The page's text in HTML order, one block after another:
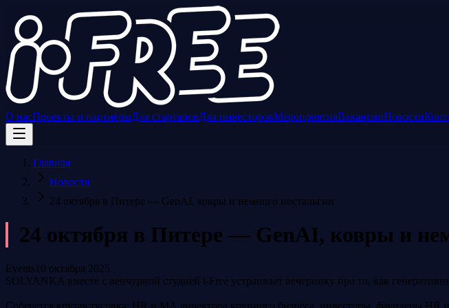
О насПроекты и партнёрыДля стартаповДля инвесторовМероприятияВакансииНовости
Главная
Новости
24 октября в Питере — GenAI, ковры и немного ностальгии
24 октября в Питере — GenAI, ковры и
Events10 октября 2025
SOLYANKA вместе с венчурной студией i-Free устраивает вечеринку про то, как
Соберется крутая тусовка: HR и MA директора крупного бизнеса, инвесторы, фаундеры